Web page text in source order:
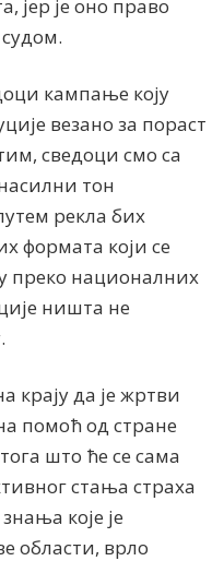
јер је оно право
кампање коју
везано за пораст
сведоци смо са
тон
рекла бих
формата који се
преко националних
ништа не
крају да је жртви
помоћ од стране
што ће се сама
стања страха
које је
области, врло